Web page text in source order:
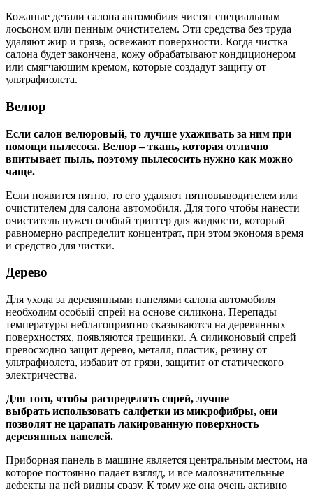
Кожаные детали салона автомобиля чистят специальным
лосьоном или пенным очистителем. Эти средства без труда
удаляют жир и грязь, освежают поверхности. Когда чистка
салона будет закончена, кожу обрабатывают кондиционером
или смягчающим кремом, которые создадут защиту от
ультрафиолета.
Велюр
Если салон велюровый, то лучше ухаживать за ним при
помощи пылесоса. Велюр – ткань, которая отлично
впитывает пыль, поэтому пылесосить нужно как можно
чаще.
Если появится пятно, то его удаляют пятновыводителем или
очистителем для салона автомобиля. Для того чтобы нанести
очиститель нужен особый триггер для жидкости, который
равномерно распределит концентрат, при этом экономя время
и средство для чистки.
Дерево
Для ухода за деревянными панелями салона автомобиля
необходим особый спрей на основе силикона. Перепады
температуры неблагоприятно сказываются на деревянных
поверхностях, появляются трещинки. А силиконовый спрей
превосходно защит дерево, металл, пластик, резину от
ультрафиолета, избавит от грязи, защитит от статического
электричества.
Для того, чтобы распределять спрей, лучше
выбрать использовать салфетки из микрофибры, они
позволят не царапать лакированную поверхность
деревянных панелей.
Приборная панель в машине является центральным местом, на
которое постоянно падает взгляд, и все малозначительные
дефекты на ней видны сразу. К тому же она очень активно